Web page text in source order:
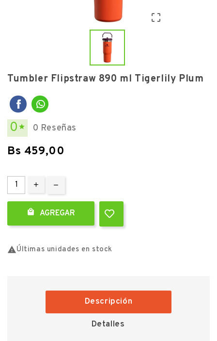

Tumbler Flipstraw 890 ml Tigerlily Plum
0  0 Reseñas
Bs 459,00
 AGREGAR
Últimas unidades en stock
Descripción
Detalles